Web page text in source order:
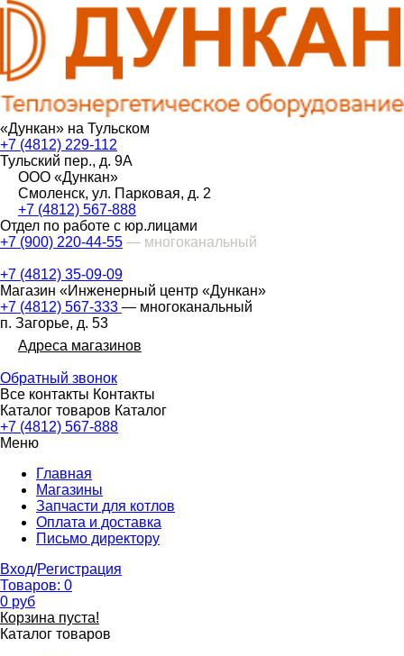
«Дункан» на Тульском
+7 (4812) 229-112
Тульский пер., д. 9А
ООО «Дункан»
Смоленск, ул. Парковая, д. 2
+7 (4812) 567-888
Отдел по работе с юр.лицами
+7 (900) 220-44-55 — многоканальный
+7 (4812) 35-09-09
Магазин «Инженерный центр «Дункан»
+7 (4812) 567-333 — многоканальный
п. Загорье, д. 53
Адреса магазинов
Обратный звонок
Все контакты Контакты
Каталог товаров Каталог
+7 (4812) 567-888
Меню
Главная
Магазины
Запчасти для котлов
Оплата и доставка
Письмо директору
Вход/Регистрация
Товаров: 0
0 руб
Корзина пуста!
Каталог товаров